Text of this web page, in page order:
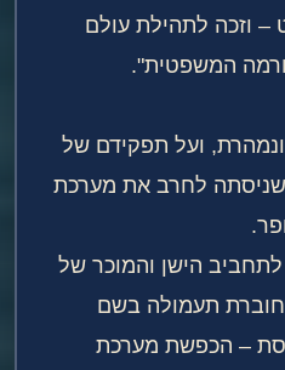
וזכה לתהילת עולם
המשפטית".
ועל תפקידם של
שניסתה לחרב את מערכת
הישן והמוכר של
חוברת תעמולה בשם
– הכפשת מערכת